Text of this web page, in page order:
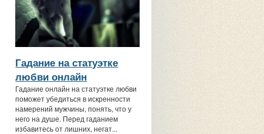
Гадание на статуэтке
любви онлайн
Гадание онлайн на статуэтке любви
поможет убедиться в искренности
намерений мужчины, понять, что у
него на душе. Перед гаданием
избавитесь от лишних, негат...